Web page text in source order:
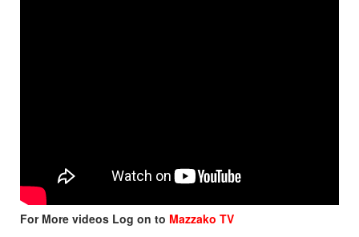
For More videos Log on to Mazzako TV